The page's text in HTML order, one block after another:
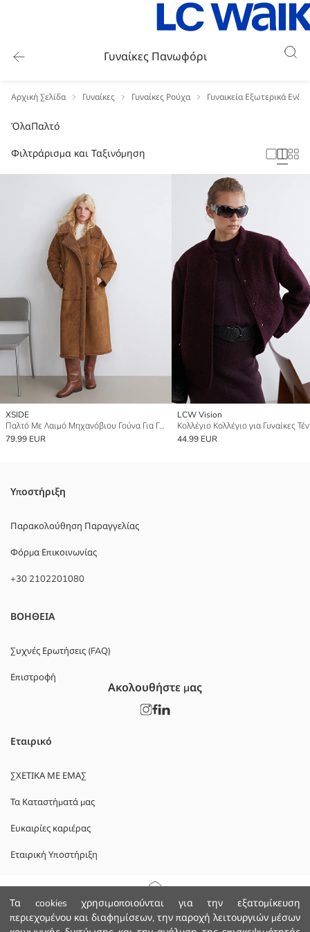
Τα cookies χρησιμοποιούνται για την εξατομίκευση
περιεχομένου και διαφημίσεων, την παροχή λειτουργιών μέσων
Γυναίκες Πανωφόρι
Αρχική Σελίδα
Αρχική Σελίδα Γυναίκες Γυναίκες Ρούχα Γυναικεία Εξωτερικά
ΌλαΠαλτό
Φιλτράρισμα και Ταξινόμηση
XSIDE
Παλτό Με Λαιμό Μηχανόβιου Γούνα Για Γυναίκες Με Εμφάνιση Σουέτ
79.99 EUR
LCW Vision
44.99 EUR
Υποστήριξη
Παρακολούθηση Παραγγελίας
Φόρμα Επικοινωνίας
+30 2102201080
ΒΟΗΘΕΙΑ
Συχνές Ερωτήσεις (FAQ)
Επιστροφή
Εταιρικό
ΣΧΕΤΙΚΑ ΜΕ ΕΜΑΣ
Τα Καταστήματά μας
Ευκαιρίες καριέρας
Εταιρική Υποστήριξη
Πολιτική Απορρήτου και Ασφάλειας Δεδομένων
Ακολουθήστε μας